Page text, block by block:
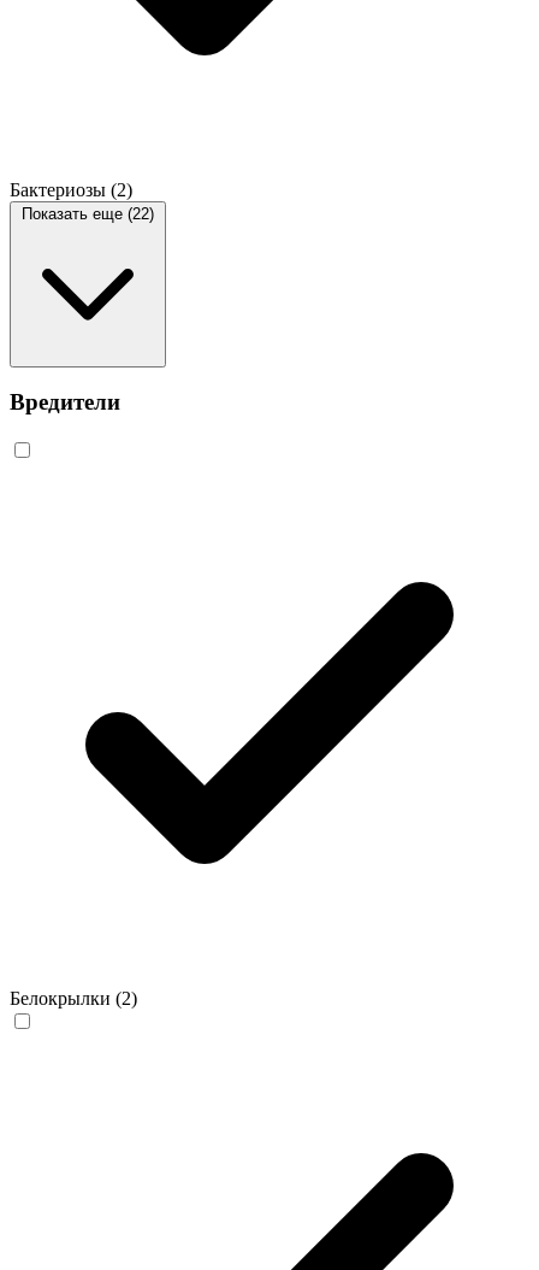
Бактериозы (2)
Показать еще (22)
Вредители
Белокрылки (2)